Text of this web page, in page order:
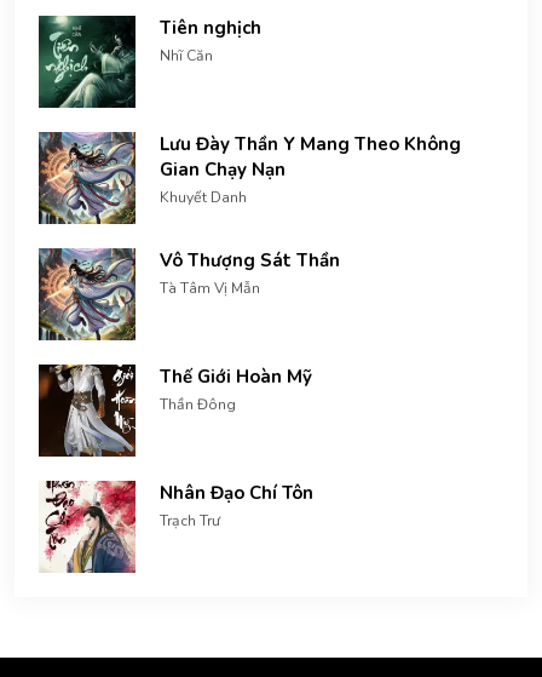
Tiên nghịch
Nhĩ Căn
Lưu Đày Thần Y Mang Theo Không
Gian Chạy Nạn
Khuyết Danh
Vô Thượng Sát Thần
Tà Tâm Vị Mẫn
Thế Giới Hoàn Mỹ
Thần Đông
Nhân Đạo Chí Tôn
Trạch Trư